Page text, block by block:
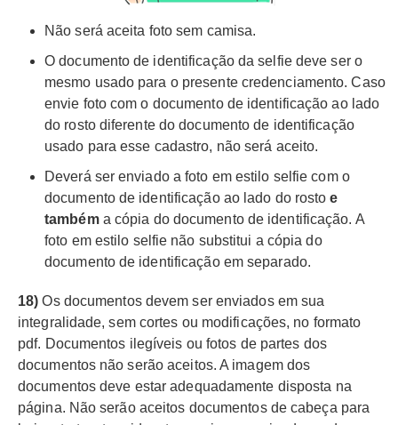
Não será aceita foto sem camisa.
O documento de identificação da selfie deve ser o
mesmo usado para o presente credenciamento. Caso
envie foto com o documento de identificação ao lado
do rosto diferente do documento de identificação
usado para esse cadastro, não será aceito.
Deverá ser enviado a foto em estilo selfie com o
documento de identificação ao lado do rostoe
também a cópia do documento de identificação. A
foto em estilo selfie não substitui a cópia do
documento de identificação em separado.
18) Os documentos devem ser enviados em sua
integralidade, sem cortes ou modificações, no formato
pdf. Documentos ilegíveis ou fotos de partes dos
documentos não serão aceitos. A imagem dos
documentos deve estar adequadamente disposta na
página. Não serão aceitos documentos de cabeça para